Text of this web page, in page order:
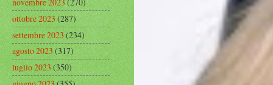
novembre 2023(270)
ottobre 2023(287)
settembre 2023(234)
agosto 2023(317)
luglio 2023(350)